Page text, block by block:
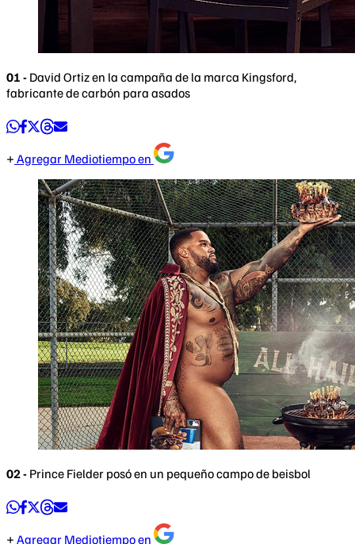
01 - David Ortiz en la campaña de la marca Kingsford,
fabricante de carbón para asados
Agregar Mediotiempo en
02 - Prince Fielder posó en un pequeño campo de beisbol
Agregar Mediotiempo en